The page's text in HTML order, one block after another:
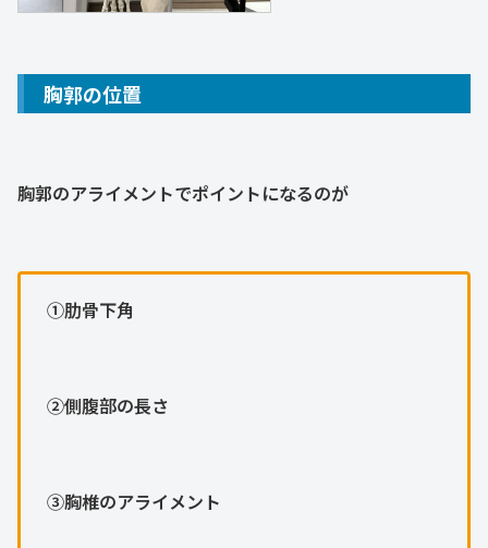
胸郭の位置
胸郭のアライメントでポイントになるのが
➀肋骨下角
②側腹部の長さ
③胸椎のアライメント